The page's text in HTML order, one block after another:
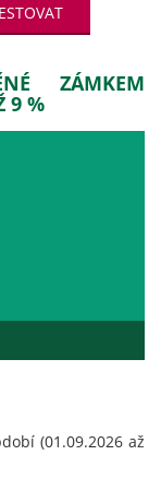
ZÁMKEM
9 %
(01.09.2026 až